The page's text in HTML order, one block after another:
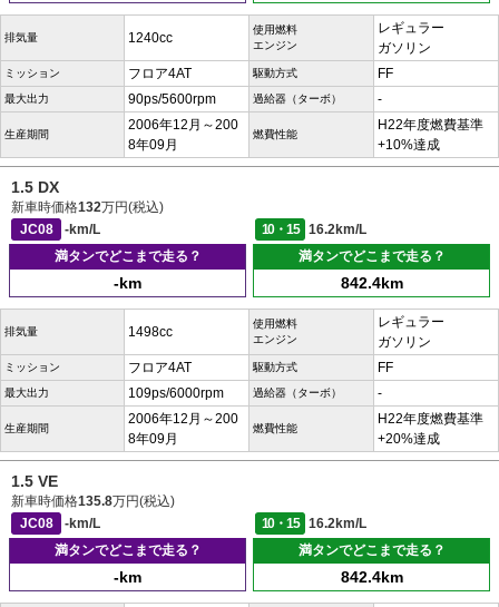
排気量 1240cc
使用燃料
エンジン
レギュラー
ガソリン
ミッション フロア4AT 駆動方式 FF
最大出力 90ps/5600rpm 過給器（ターボ） -
生産期間
2006年12月～200
8年09月
燃費性能
H22年度燃費基準
+10%達成
1.5 DX
新車時価格132万円(税込)
JC08
-km/L 10・15
16.2km/L
満タンでどこまで走る？
-km
満タンでどこまで走る？
842.4km
排気量 1498cc
使用燃料
エンジン
レギュラー
ガソリン
ミッション フロア4AT 駆動方式 FF
最大出力 109ps/6000rpm 過給器（ターボ） -
生産期間
2006年12月～200
8年09月
燃費性能
H22年度燃費基準
+20%達成
1.5 VE
新車時価格135.8万円(税込)
JC08
-km/L 10・15
16.2km/L
満タンでどこまで走る？
-km
満タンでどこまで走る？
842.4km